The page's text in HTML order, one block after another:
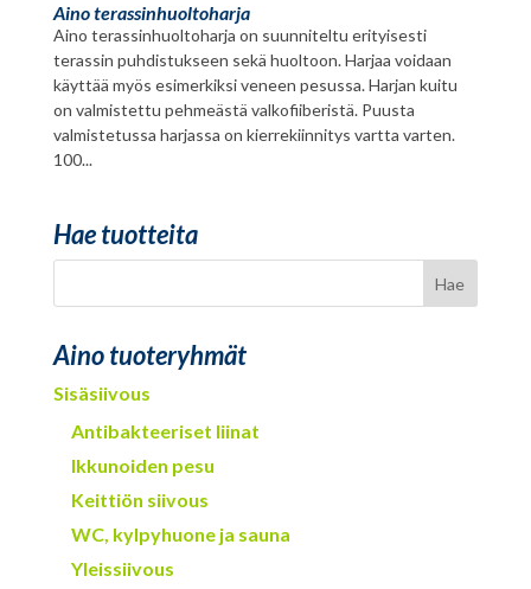
Aino terassinhuoltoharja
Aino terassinhuoltoharja on suunniteltu erityisesti
terassin puhdistukseen sekä huoltoon. Harjaa voidaan
käyttää myös esimerkiksi veneen pesussa. Harjan kuitu
on valmistettu pehmeästä valkofiiberistä. Puusta
valmistetussa harjassa on kierrekiinnitys vartta varten.
100...
Hae tuotteita
Aino tuoteryhmät
Sisäsiivous
Antibakteeriset liinat
Ikkunoiden pesu
Keittiön siivous
WC, kylpyhuone ja sauna
Yleissiivous